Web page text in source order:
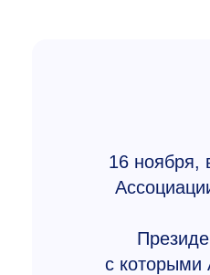
16
с которыми